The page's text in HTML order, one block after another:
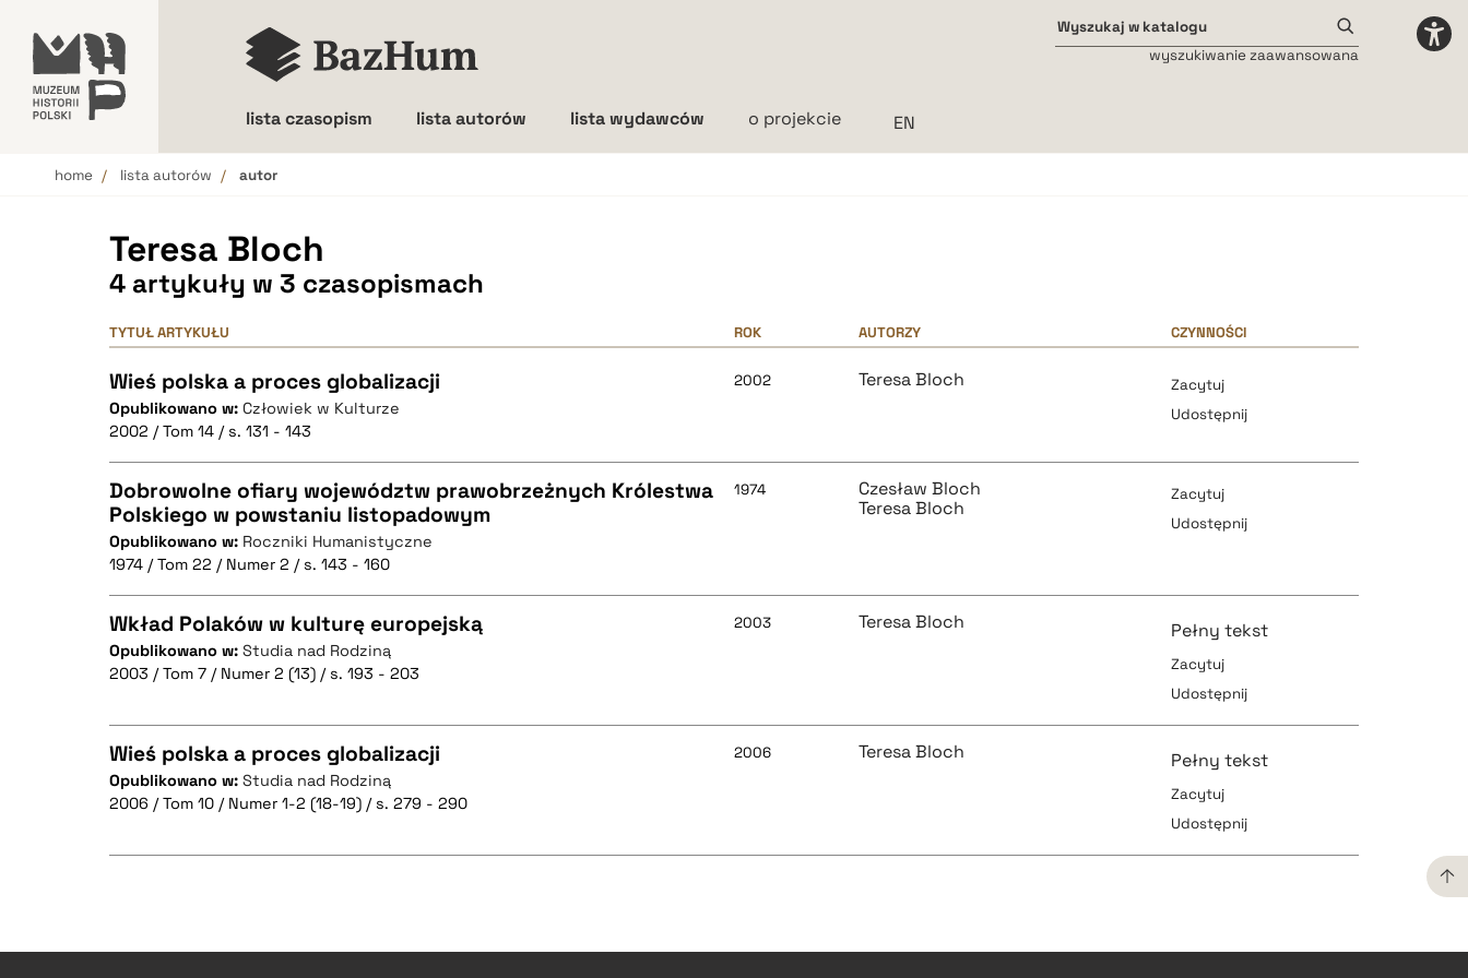
lista czasopism lista autorów lista wydawców o projekcie
wyszukiwanie zaawansowana
home lista autorów autor
Teresa Bloch
4 artykuły w 3 czasopismach
TYTUŁ ARTYKUŁU ROK AUTORZY CZYNNOŚCI
Wieś polska a proces globalizacji
Opublikowano w: Człowiek w Kulturze
2002 / Tom 14 / s. 131 - 143
2002 Teresa Bloch
Zacytuj
Udostępnij
CZYSTY TEKST
pobierz cytat
BIBTEX
Dobrowolne ofiary województw prawobrzeżnych Królestwa
Polskiego w powstaniu listopadowym
Opublikowano w: Roczniki Humanistyczne
1974 / Tom 22 / Numer 2 / s. 143 - 160
1974
Czesław Bloch
Teresa Bloch
Zacytuj
Udostępnij
CZYSTY TEKST
pobierz cytat
BIBTEX
Wkład Polaków w kulturę europejską
Opublikowano w: Studia nad Rodziną
2003 / Tom 7 / Numer 2 (13) / s. 193 - 203
2003 Teresa Bloch Pełny tekst
Zacytuj
Udostępnij
CZYSTY TEKST
pobierz cytat
Wieś polska a proces globalizacji
Opublikowano w: Studia nad Rodziną
2006 / Tom 10 / Numer 1-2 (18-19) / s. 279 - 290
2006 Teresa Bloch Pełny tekst
Zacytuj
Udostępnij